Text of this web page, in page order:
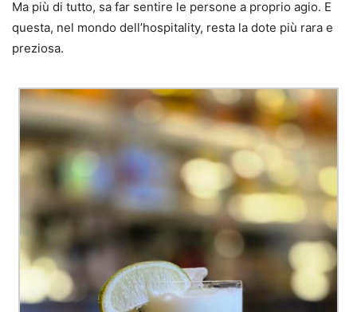
Ma più di tutto, sa far sentire le persone a proprio agio. E
questa, nel mondo dell’hospitality, resta la dote più rara e
preziosa.